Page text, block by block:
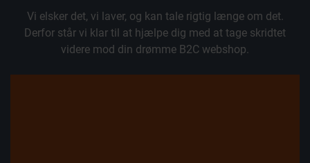
Vi elsker det, vi laver, og kan tale rigtig længe om det.
Derfor står vi klar til at hjælpe dig med at tage skridtet
videre mod din drømme B2C webshop.